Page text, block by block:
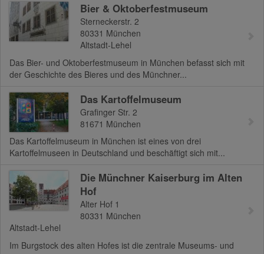
Bier & Oktoberfestmuseum
Sterneckerstr. 2
80331 München
Altstadt-Lehel
Das Bier- und Oktoberfestmuseum in München befasst sich mit
der Geschichte des Bieres und des Münchner...
Das Kartoffelmuseum
Grafinger Str. 2
81671 München
Das Kartoffelmuseum in München ist eines von drei
Kartoffelmuseen in Deutschland und beschäftigt sich mit...
Die Münchner Kaiserburg im Alten
Hof
Alter Hof 1
80331 München
Altstadt-Lehel
Im Burgstock des alten Hofes ist die zentrale Museums- und